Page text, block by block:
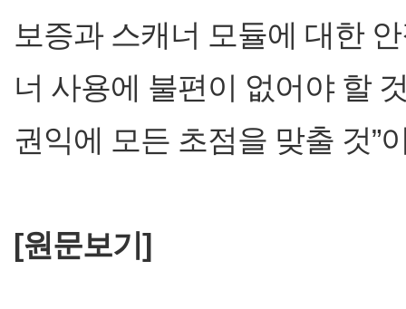
보증과 스캐너 모듈에 대한
너 사용에 불편이 없어야 할
권익에 모든 초점을 맞출 것”
[원문보기]